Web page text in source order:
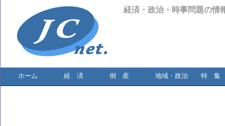
経済・政治・時事問題の情
ホーム 経 済 倒 産 地域・政治 特 集